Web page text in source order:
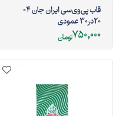
قاب پی‌وی‌سی ایران جان 04
20در30 عمودی
750,000تومان